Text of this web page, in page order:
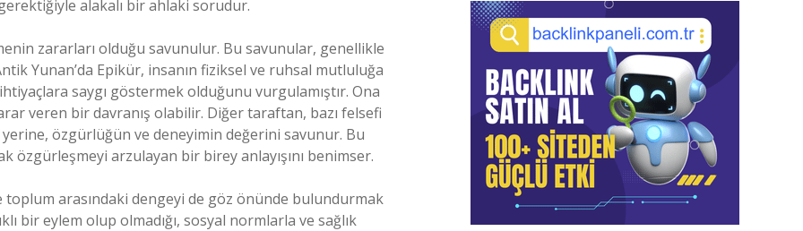
alakalı bir ahlaki sorudur.
zararları olduğu savunulur. Bu savunular, genellikle
Yunan’da Epikür, insanın fiziksel ve ruhsal mutluluğa
saygı göstermek olduğunu vurgulamıştır. Ona
veren bir davranış olabilir. Diğer taraftan, bazı felsefi
özgürlüğün ve deneyimin değerini savunur. Bu
özgürleşmeyi arzulayan bir birey anlayışını benimser.
arasındaki dengeyi de göz önünde bulundurmak
bir eylem olup olmadığı, sosyal normlarla ve sağlık